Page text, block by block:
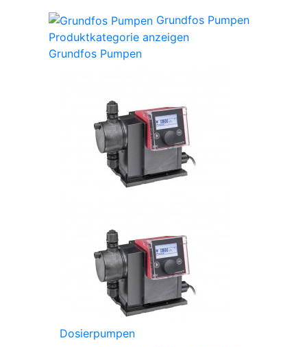
Grundfos Pumpen
Produktkategorie anzeigen
Grundfos Pumpen
Dosierpumpen